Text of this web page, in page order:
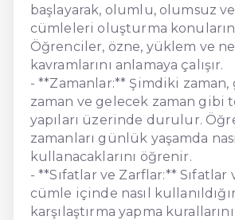
başlayarak, olumlu, olumsuz
cümleleri oluşturma
Öğrenciler, özne, yüklem ve
kavramlarını anlamaya çalışır.
- **Zamanlar:** Şimdiki zaman,
zaman ve gelecek zaman gibi
yapıları üzerinde durulur.
zamanları günlük yaşamda nasıl
kullanacaklarını öğrenir.
- **Sıfatlar ve Zarflar:** Sıfatlar
cümle içinde nasıl
karşılaştırma yapma